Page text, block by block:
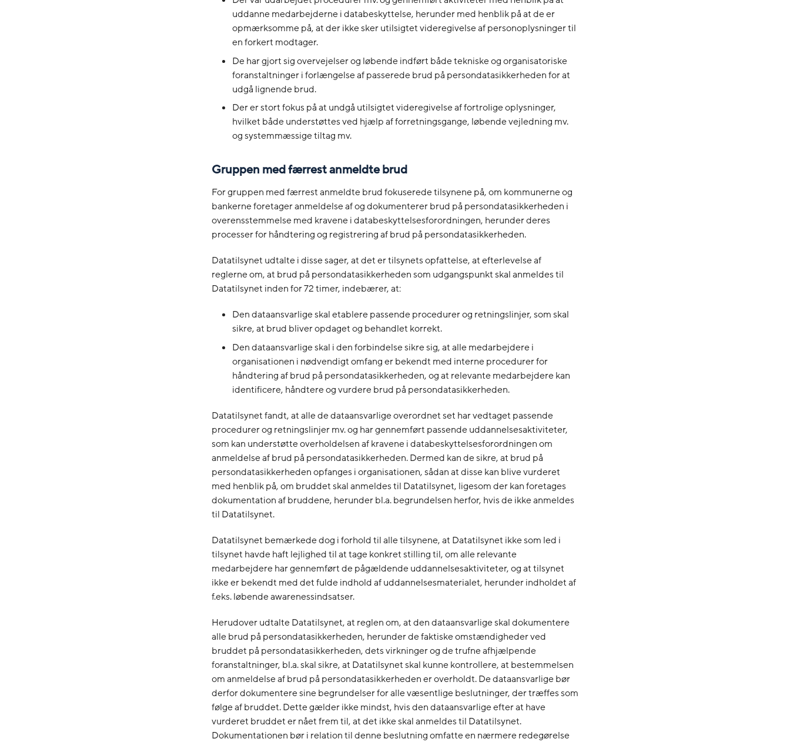
uddanne medarbejderne i databeskyttelse, herunder med henblik på at de er
opmærksomme på, at der ikke sker utilsigtet videregivelse af personoplysninger til
en forkert modtager.
De har gjort sig overvejelser og løbende indført både tekniske og organisatoriske
foranstaltninger i forlængelse af passerede brud på persondatasikkerheden for at
udgå lignende brud.
Der er stort fokus på at undgå utilsigtet videregivelse af fortrolige oplysninger,
hvilket både understøttes ved hjælp af forretningsgange, løbende vejledning mv.
og systemmæssige tiltag mv.
Gruppen med færrest anmeldte brud
For gruppen med færrest anmeldte brud fokuserede tilsynene på, om kommunerne og
bankerne foretager anmeldelse af og dokumenterer brud på persondatasikkerheden i
overensstemmelse med kravene i databeskyttelsesforordningen, herunder deres
processer for håndtering og registrering af brud på persondatasikkerheden.
Datatilsynet udtalte i disse sager, at det er tilsynets opfattelse, at efterlevelse af
reglerne om, at brud på persondatasikkerheden som udgangspunkt skal anmeldes til
Datatilsynet inden for 72 timer, indebærer, at:
Den dataansvarlige skal etablere passende procedurer og retningslinjer, som skal
sikre, at brud bliver opdaget og behandlet korrekt.
Den dataansvarlige skal i den forbindelse sikre sig, at alle medarbejdere i
organisationen i nødvendigt omfang er bekendt med interne procedurer for
håndtering af brud på persondatasikkerheden, og at relevante medarbejdere kan
identificere, håndtere og vurdere brud på persondatasikkerheden.
Datatilsynet fandt, at alle de dataansvarlige overordnet set har vedtaget passende
procedurer og retningslinjer mv. og har gennemført passende uddannelsesaktiviteter,
som kan understøtte overholdelsen af kravene i databeskyttelsesforordningen om
anmeldelse af brud på persondatasikkerheden. Dermed kan de sikre, at brud på
persondatasikkerheden opfanges i organisationen, sådan at disse kan blive vurderet
med henblik på, om bruddet skal anmeldes til Datatilsynet, ligesom der kan foretages
dokumentation af bruddene, herunder bl.a. begrundelsen herfor, hvis de ikke anmeldes
til Datatilsynet.
Datatilsynet bemærkede dog i forhold til alle tilsynene, at Datatilsynet ikke som led i
tilsynet havde haft lejlighed til at tage konkret stilling til, om alle relevante
medarbejdere har gennemført de pågældende uddannelsesaktiviteter, og at tilsynet
ikke er bekendt med det fulde indhold af uddannelsesmaterialet, herunder indholdet af
f.eks. løbende awarenessindsatser.
Herudover udtalte Datatilsynet, at reglen om, at den dataansvarlige skal dokumentere
alle brud på persondatasikkerheden, herunder de faktiske omstændigheder ved
bruddet på persondatasikkerheden, dets virkninger og de trufne afhjælpende
foranstaltninger, bl.a. skal sikre, at Datatilsynet skal kunne kontrollere, at bestemmelsen
om anmeldelse af brud på persondatasikkerheden er overholdt. De dataansvarlige bør
derfor dokumentere sine begrundelser for alle væsentlige beslutninger, der træffes som
følge af bruddet. Dette gælder ikke mindst, hvis den dataansvarlige efter at have
vurderet bruddet er nået frem til, at det ikke skal anmeldes til Datatilsynet.
Dokumentationen bør i relation til denne beslutning omfatte en nærmere redegørelse